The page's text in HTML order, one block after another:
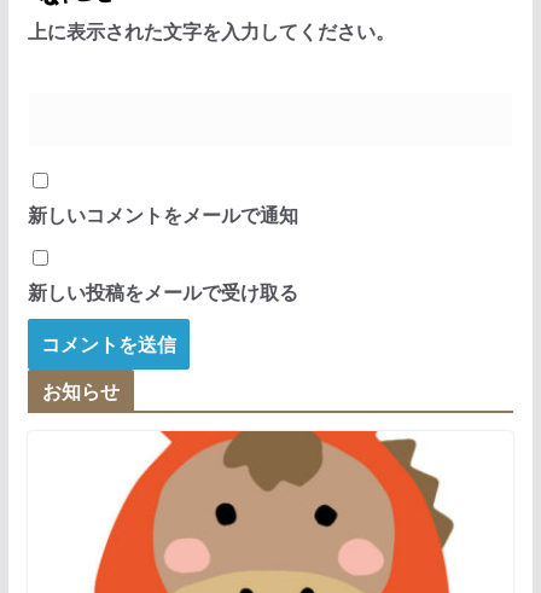
上に表示された文字を入力してください。
新しいコメントをメールで通知
新しい投稿をメールで受け取る
お知らせ